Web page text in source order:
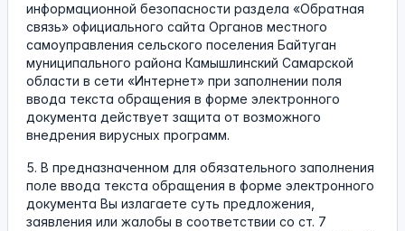
информационной безопасности раздела «Обратная
связь» официального сайта Органов местного
самоуправления сельского поселения Байтуган
муниципального района Камышлинский Самарской
области в сети «Интернет» при заполнении поля
ввода текста обращения в форме электронного
документа действует защита от возможного
внедрения вирусных программ.
5. В предназначенном для обязательного заполнения
поле ввода текста обращения в форме электронного
документа Вы излагаете суть предложения,
заявления или жалобы в соответствии со ст. 7